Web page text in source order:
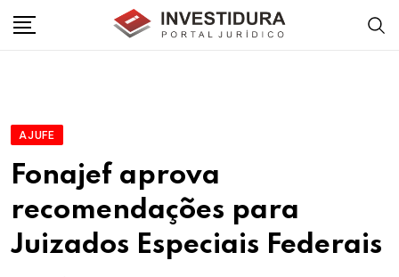
AJUFE
Fonajef aprova
recomendações para
Juizados Especiais Federais